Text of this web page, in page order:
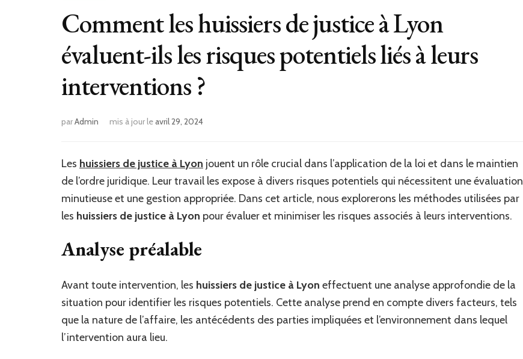
Comment les huissiers de justice à Lyon
évaluent-ils les risques potentiels liés à leurs
interventions ?
parAdmin mis à jour leavril 29, 2024
Les huissiers de justice à Lyon jouent un rôle crucial dans l’application de la loi et dans le maintien
de l’ordre juridique. Leur travail les expose à divers risques potentiels qui nécessitent une évaluation
minutieuse et une gestion appropriée. Dans cet article, nous explorerons les méthodes utilisées par
les huissiers de justice à Lyon pour évaluer et minimiser les risques associés à leurs interventions.
Analyse préalable
Avant toute intervention, les huissiers de justice à Lyon effectuent une analyse approfondie de la
situation pour identifier les risques potentiels. Cette analyse prend en compte divers facteurs, tels
que la nature de l’affaire, les antécédents des parties impliquées et l’environnement dans lequel
l’intervention aura lieu.